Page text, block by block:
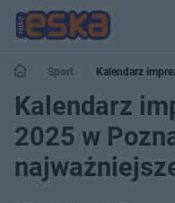
Sport
Kalendarz
najważniejsze wydarzenia
Kalendarz
2025 w